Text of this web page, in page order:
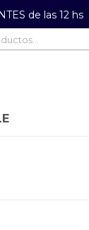
de las 12 hs